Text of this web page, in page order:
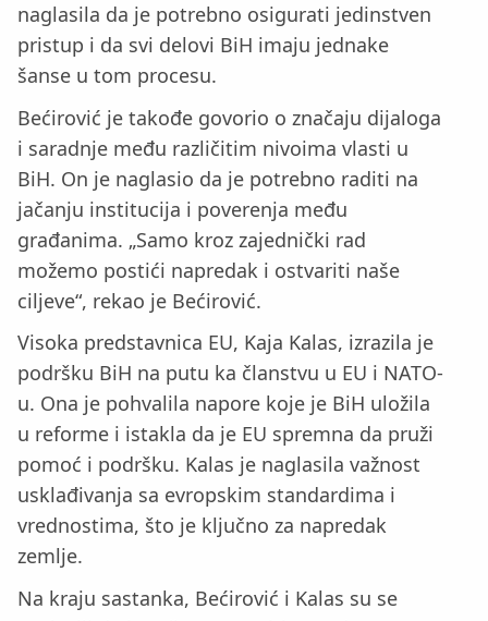
naglasila da je potrebno osigurati jedinstven
pristup i da svi delovi BiH imaju jednake
šanse u tom procesu.
Bećirović je takođe govorio o značaju dijaloga
i saradnje među različitim nivoima vlasti u
BiH. On je naglasio da je potrebno raditi na
jačanju institucija i poverenja među
građanima. „Samo kroz zajednički rad
možemo postići napredak i ostvariti naše
ciljeve“, rekao je Bećirović.
Visoka predstavnica EU, Kaja Kalas, izrazila je
podršku BiH na putu ka članstvu u EU i NATO-
u. Ona je pohvalila napore koje je BiH uložila
u reforme i istakla da je EU spremna da pruži
pomoć i podršku. Kalas je naglasila važnost
usklađivanja sa evropskim standardima i
vrednostima, što je ključno za napredak
zemlje.
Na kraju sastanka, Bećirović i Kalas su se